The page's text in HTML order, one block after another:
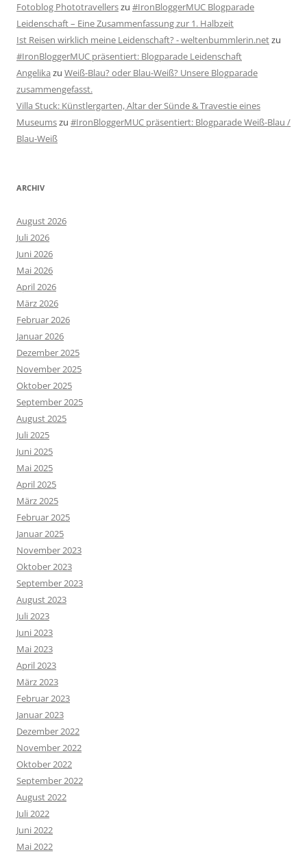
Fotoblog Phototravellerszu #IronBloggerMUC Blogparade
Leidenschaft – Eine Zusammenfassung zur 1. Halbzeit
Ist Reisen wirklich meine Leidenschaft? - weltenbummlerin.netzu
#IronBloggerMUC präsentiert: Blogparade Leidenschaft
Angelika zu Weiß-Blau? oder Blau-Weiß? Unsere Blogparade
zusammengefasst.
Villa Stuck: Künstlergarten, Altar der Sünde & Travestie eines
Museumszu #IronBloggerMUC präsentiert: Blogparade Weiß-Blau /
Blau-Weiß
ARCHIV
August 2026
Juli 2026
Juni 2026
Mai 2026
April 2026
März 2026
Februar 2026
Januar 2026
Dezember 2025
November 2025
Oktober 2025
September 2025
August 2025
Juli 2025
Juni 2025
Mai 2025
April 2025
März 2025
Februar 2025
Januar 2025
November 2023
Oktober 2023
September 2023
August 2023
Juli 2023
Juni 2023
Mai 2023
April 2023
März 2023
Februar 2023
Januar 2023
Dezember 2022
November 2022
Oktober 2022
September 2022
August 2022
Juli 2022
Juni 2022
Mai 2022